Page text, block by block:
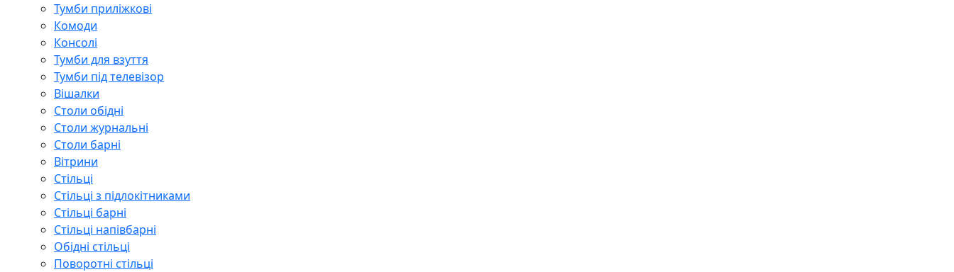
Тумби приліжкові
Комоди
Консолі
Тумби для взуття
Тумби під телевізор
Вішалки
Столи обідні
Столи журнальні
Столи барні
Вітрини
Стільці
Стільці з підлокітниками
Стільці барні
Стільці напівбарні
Обідні стільці
Поворотні стільці